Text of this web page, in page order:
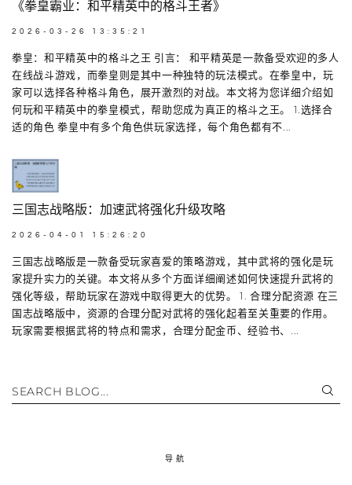
《拳皇霸业：和平精英中的格斗王者》
2026-03-26 13:35:21
拳皇：和平精英中的格斗之王 引言： 和平精英是一款备受欢迎的多人
在线战斗游戏，而拳皇则是其中一种独特的玩法模式。在拳皇中，玩
家可以选择各种格斗角色，展开激烈的对战。本文将为您详细介绍如
何玩和平精英中的拳皇模式，帮助您成为真正的格斗之王。 1.选择合
适的角色 拳皇中有多个角色供玩家选择，每个角色都有不...
三国志战略版：加速武将强化升级攻略
2026-04-01 15:26:20
三国志战略版是一款备受玩家喜爱的策略游戏，其中武将的强化是玩
家提升实力的关键。本文将从多个方面详细阐述如何快速提升武将的
强化等级，帮助玩家在游戏中取得更大的优势。 1. 合理分配资源 在三
国志战略版中，资源的合理分配对武将的强化起着至关重要的作用。
玩家需要根据武将的特点和需求，合理分配金币、经验书、...
SEARCH BLOG...
导航